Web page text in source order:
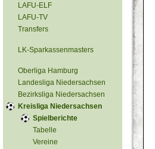
LAFU-ELF
LAFU-TV
Transfers
LK-Sparkassenmasters
Oberliga Hamburg
Landesliga Niedersachsen
Bezirksliga Niedersachsen
Kreisliga Niedersachsen
Spielberichte
Tabelle
Vereine